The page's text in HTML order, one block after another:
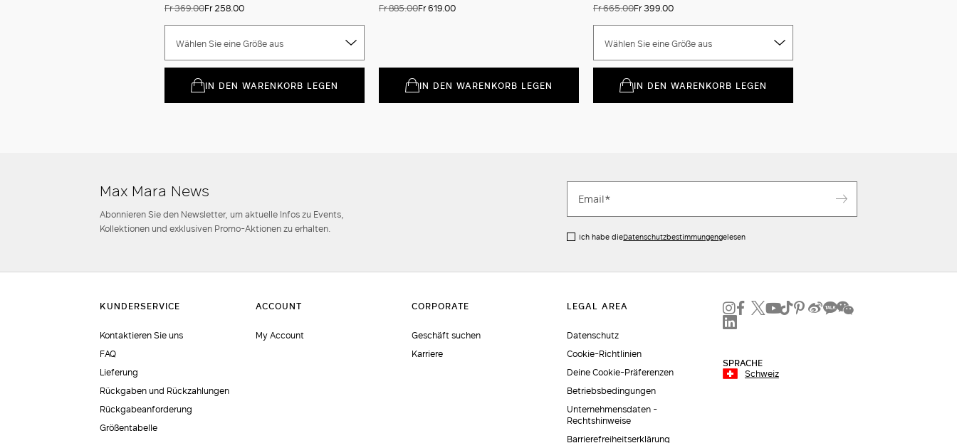
Fr 369.00Fr 258.00
Wählen Sie eine Größe aus
IN DEN WARENKORB LEGEN
Fr 885.00Fr 619.00
IN DEN WARENKORB LEGEN
Fr 665.00Fr 399.00
Wählen Sie eine Größe aus
IN DEN WARENKORB LEGEN
Max Mara News
Abonnieren Sie den Newsletter, um aktuelle Infos zu Events,
Kollektionen und exklusiven Promo-Aktionen zu erhalten.
Ich habe dieDatenschutzbestimmungengelesen
Kontaktieren Sie uns
FAQ
Lieferung
Rückgaben und Rückzahlungen
Rückgabeanforderung
Größentabelle
My Account
Geschäft suchen
Karriere
Datenschutz
Cookie-Richtlinien
Deine Cookie-Präferenzen
Betriebsbedingungen
Unternehmensdaten -
Rechtshinweise
Barrierefreiheitserklärung
SPRACHE
Schweiz